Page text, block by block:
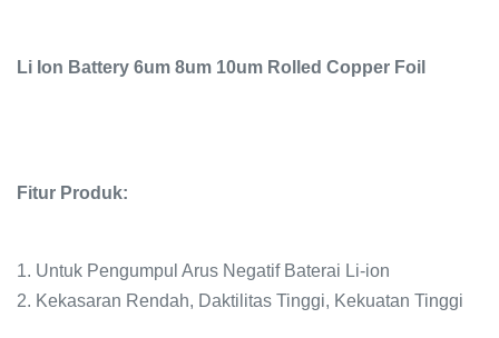
Li Ion Battery 6um 8um 10um Rolled Copper Foil
Fitur Produk:
1. Untuk Pengumpul Arus Negatif Baterai Li-ion
2. Kekasaran Rendah, Daktilitas Tinggi, Kekuatan Tinggi